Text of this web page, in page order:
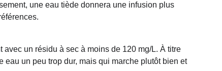
une eau tiède donnera une infusion plus
un résidu à sec à moins de 120 mg/L. À titre
un peu trop dur, mais qui marche plutôt bien et